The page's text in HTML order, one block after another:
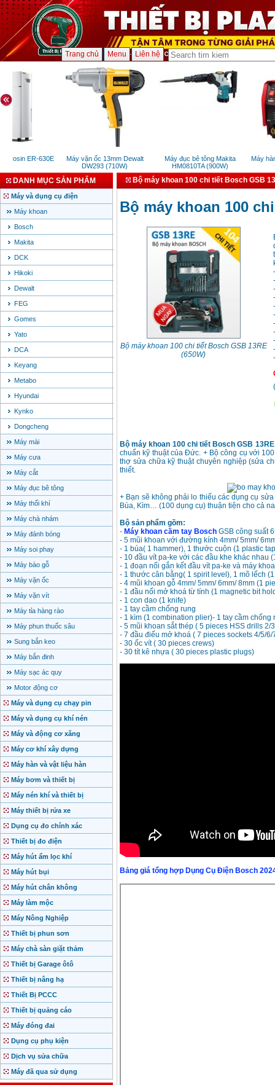
Trang chủ Menu Liên hệ
ER-630E
Máy vặn ốc 13mm Dewalt
DW293 (710W)
Máy đục bê tông Makita
HM0810TA (900W)
Máy hàn
DANH MỤC SẢN PHẨM
Máy và dụng cụ điện
Máy khoan
Bosch
Makita
DCK
Hikoki
Dewalt
FEG
Gomes
Yato
DCA
Keyang
Metabo
Hyundai
Kynko
Dongcheng
Máy mài
Máy cưa
Máy cắt
Máy đục bê tông
Máy thổi khí
Máy chà nhám
Máy đánh bóng
Máy soi phay
Máy bào gỗ
Máy vặn ốc
Máy vặn vít
Máy tỉa hàng rào
Máy phun thuốc sâu
Sung bắn keo
Máy bắn đinh
Máy sạc ác quy
Motor động cơ
Máy và dụng cụ chạy pin
Máy và dụng cụ khí nén
Máy và động cơ xăng
Máy cơ khí xây dựng
Máy hàn và vật liệu hàn
Máy bơm và thiết bị
Máy nén khí và thiết bị
Máy thiết bị rửa xe
Dụng cụ đo chính xác
Thiết bị đo điện
Máy hút ẩm lọc khí
Máy hút bụi
Máy hút chân không
Máy làm mộc
Máy Nông Nghiệp
Thiết bị phun sơn
Máy chà sàn giặt thảm
Thiết bị Garage ôtô
Thiết bị nâng hạ
Thiết Bị PCCC
Thiết bị quảng cáo
Máy đóng đai
Dụng cụ phụ kiện
Dịch vụ sửa chữa
Máy đã qua sử dụng
Motor Hồng ký động
cơ Hồng ký
Bảng giá động cơ
diesel đầu nổ diesel
Giá:6500000VND
Bộ máy khoan 100 chi tiết Bosch GSB
Bộ máy khoan 100
Bộ máy khoan 100 chi tiết Bosch GSB 13RE
(650W)
(
Bộ máy khoan 100 chi tiết Bosch GSB
chuẩn kỹ thuật của Đức. + Bộ công cụ với
thợ sửa chữa kỹ thuật chuyên nghiệp (sửa
thiết.
+ Bạn sẽ không phải lo thiếu các dụng cụ
Búa, Kìm… (100 dụng cụ) thuận tiện cho cả
Bộ sản phẩm gồm:
- Máy khoan cầm tay Bosch GSB công suất
- 5 mũi khoan với đường kính 4mm/ 5mm/
- 1 búa( 1 hammer), 1 thước cuộn (1 plastic
- 10 đầu vít pa-ke với các đầu khe khác nhau
- 1 đoạn nối gắn kết đầu vít pa-ke và máy
- 1 thước cân bằng( 1 spirit level), 1 mõ lếch
- 4 mũi khoan gỗ 4mm/ 5mm/ 6mm/ 8mm (1
- 1 đầu nối mở khoá từ tính (1 magnetic bit
- 1 con dao (1 knife)
- 1 tay cầm chống rung
- 1 kìm (1 combination plier)- 1 tay cầm chống
- 5 mũi khoan sắt thép ( 5 pieces HSS drills 2/
- 7 đầu điếu mở khoá ( 7 pieces sockets 4/5/6/
- 30 ốc vít ( 30 pieces crews)
- 30 tít kê nhựa ( 30 pieces plastic plugs)
Bảng giá tổng hợp Dụng Cụ Điện Bosch